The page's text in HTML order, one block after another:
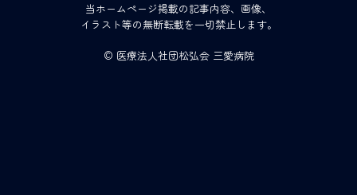
当ホームページ掲載の記事内容、画像、
イラスト等の無断転載を一切禁止します。
© 医療法人社団松弘会 三愛病院